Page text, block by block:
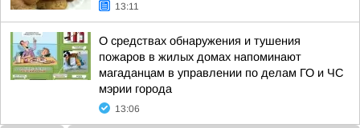
13:11
О средствах обнаружения и тушения
пожаров в жилых домах напоминают
магаданцам в управлении по делам ГО и ЧС
мэрии города
13:06